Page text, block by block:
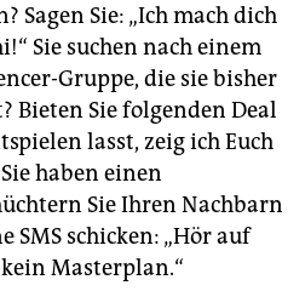
Sagen Sie: „Ich mach dich
Sie suchen nach einem
Gruppe, die sie bisher
Bieten Sie folgenden Deal
lasst, zeig ich Euch
haben einen
Sie Ihren Nachbarn
SMS schicken: „Hör auf
Masterplan.“